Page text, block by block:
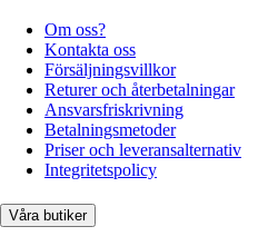
Om oss?
Kontakta oss
Försäljningsvillkor
Returer och återbetalningar
Ansvarsfriskrivning
Betalningsmetoder
Priser och leveransalternativ
Integritetspolicy
Våra butiker